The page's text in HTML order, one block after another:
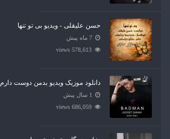
حسن علیقلی - ویدیو بی تو تنها
7 ماه پیش
578,613 views
دانلود موزیک ویدیو بدمن دوست دارم
1 سال پیش
686,059 views